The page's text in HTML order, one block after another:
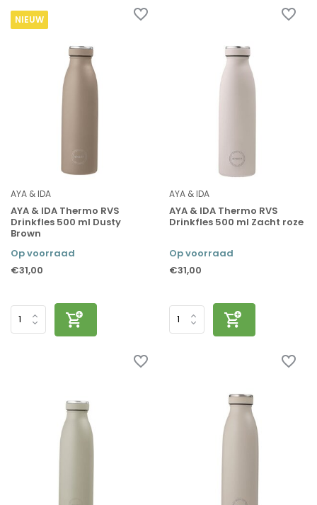
NIEUW
AYA & IDA
AYA & IDA Thermo RVS
Drinkfles 500 ml Dusty
Brown
Op voorraad
€31,00
AYA & IDA
AYA & IDA Thermo RVS
Drinkfles 500 ml Zacht roze
Op voorraad
€31,00